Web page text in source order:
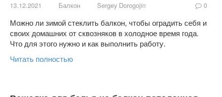
13.12.2021 Балкон Sergey Dorogojin 0
Можно ли зимой стеклить балкон, чтобы оградить себя и
своих домашних от сквозняков в холодное время года.
Что для этого нужно и как выполнить работу.
Читать полностью